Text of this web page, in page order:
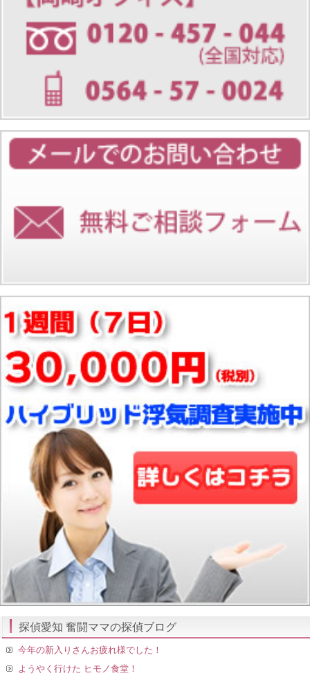
探偵愛知 奮闘ママの探偵ブログ
今年の新入りさんお疲れ様でした！
ようやく行けた ヒモノ食堂！